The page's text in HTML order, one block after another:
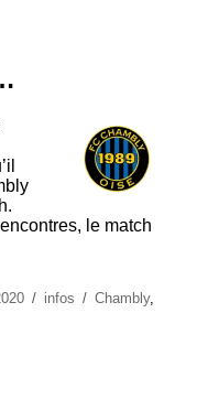
le match
Catégories
infos Étiquettes
Chambly,